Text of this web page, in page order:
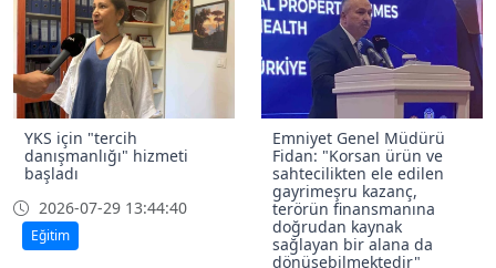
YKS için "tercih
danışmanlığı" hizmeti
başladı
2026-07-29 13:44:40
Eğitim
Emniyet Genel Müdürü
Fidan: "Korsan ürün ve
sahtecilikten ele edilen
gayrimeşru kazanç,
terörün finansmanına
doğrudan kaynak
sağlayan bir alana da
dönüşebilmektedir"